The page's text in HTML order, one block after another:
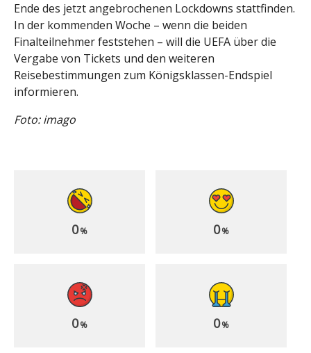
Ende des jetzt angebrochenen Lockdowns stattfinden.
In der kommenden Woche – wenn die beiden
Finalteilnehmer feststehen – will die UEFA über die
Vergabe von Tickets und den weiteren
Reisebestimmungen zum Königsklassen-Endspiel
informieren.
Foto: imago
0% 0%
0% 0%